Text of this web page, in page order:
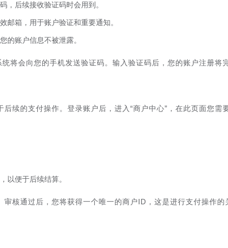
，后续接收验证码时会用到。
邮箱，用于账户验证和重要通知。
的账户信息不被泄露。
将会向您的手机发送验证码。输入验证码后，您的账户注册将
续的支付操作。登录账户后，进入“商户中心”，在此页面您需
以便于后续结算。
核通过后，您将获得一个唯一的商户ID，这是进行支付操作的